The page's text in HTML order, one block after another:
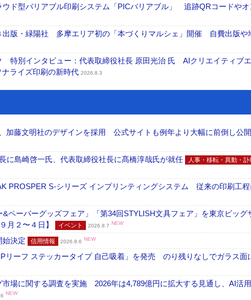
ド型バリアブル印刷システム「PICバリアブル」 追跡QRコードやオ
出版・緑陽社 多摩エリア初の「本づくりマルシェ」開催 自費出版や
特別インタビュー：代表取締役社長 原田光治 氏 AIクリエイティブ
ライズ印刷の新時代 2026.8.3
加藤文明社のデザインを採用 公式サイトも例年より大幅に前倒し公
島崎啓一氏、代表取締役社長に髙橋淳哉氏が就任 人事・移転・異動・訃
PROSPER S-シリーズ インプリンティングシステム 従来の印刷工程
ペーパーグッズフェア」「第34回STYLISH文具フェア」を東京ビッグ
月２〜４日】
イベント 2026.8.7 NEW
決定 信用情報 2026.8.6 NEW
ーフ ステッカータイプ 自己吸着」を発売 のり残りなしでガラス面
場に関する調査を実施 2026年は4,789億円に拡大する見通し、AI活
NEW